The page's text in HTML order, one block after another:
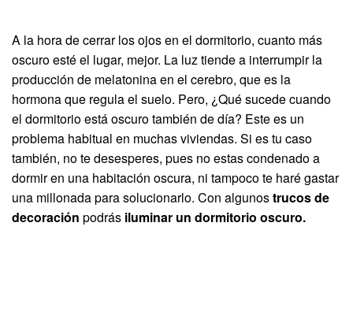
A la hora de cerrar los ojos en el dormitorio, cuanto más
oscuro esté el lugar, mejor. La luz tiende a interrumpir la
producción de melatonina en el cerebro, que es la
hormona que regula el suelo. Pero, ¿Qué sucede cuando
el dormitorio está oscuro también de día? Este es un
problema habitual en muchas viviendas. Si es tu caso
también, no te desesperes, pues no estas condenado a
dormir en una habitación oscura, ni tampoco te haré gastar
una millonada para solucionarlo. Con algunostrucos de
decoración podrás iluminar un dormitorio oscuro.